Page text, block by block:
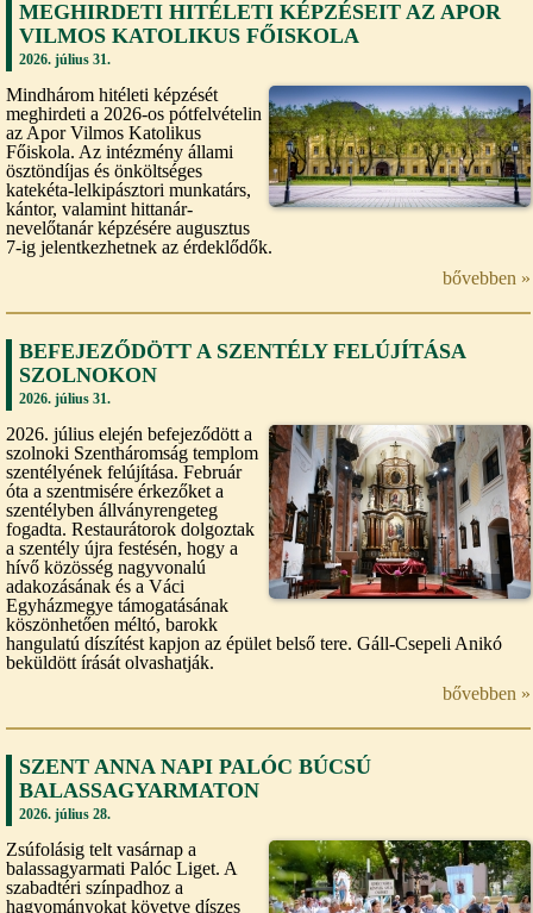
MEGHIRDETI HITÉLETI KÉPZÉSEIT AZ APOR
VILMOS KATOLIKUS FŐISKOLA
2026. július 31.
Mindhárom hitéleti képzését
meghirdeti a 2026-os pótfelvételin
az Apor Vilmos Katolikus
Főiskola. Az intézmény állami
ösztöndíjas és önköltséges
katekéta-lelkipásztori munkatárs,
kántor, valamint hittanár-
nevelőtanár képzésére augusztus
7-ig jelentkezhetnek az érdeklődők.
bővebben »
BEFEJEZŐDÖTT A SZENTÉLY FELÚJÍTÁSA
SZOLNOKON
2026. július 31.
2026. július elején befejeződött a
szolnoki Szentháromság templom
szentélyének felújítása. Február
óta a szentmisére érkezőket a
szentélyben állványrengeteg
fogadta. Restaurátorok dolgoztak
a szentély újra festésén, hogy a
hívő közösség nagyvonalú
adakozásának és a Váci
Egyházmegye támogatásának
köszönhetően méltó, barokk
hangulatú díszítést kapjon az épület belső tere. Gáll-Csepeli Anikó
beküldött írását olvashatják.
bővebben »
SZENT ANNA NAPI PALÓC BÚCSÚ
BALASSAGYARMATON
2026. július 28.
Zsúfolásig telt vasárnap a
balassagyarmati Palóc Liget. A
szabadtéri színpadhoz a
hagyományokat követve díszes